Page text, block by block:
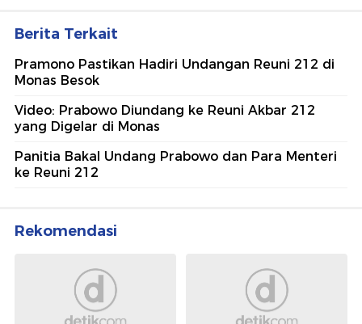
Berita Terkait
Pramono Pastikan Hadiri Undangan Reuni 212 di
Monas Besok
Video: Prabowo Diundang ke Reuni Akbar 212
yang Digelar di Monas
Panitia Bakal Undang Prabowo dan Para Menteri
ke Reuni 212
Rekomendasi